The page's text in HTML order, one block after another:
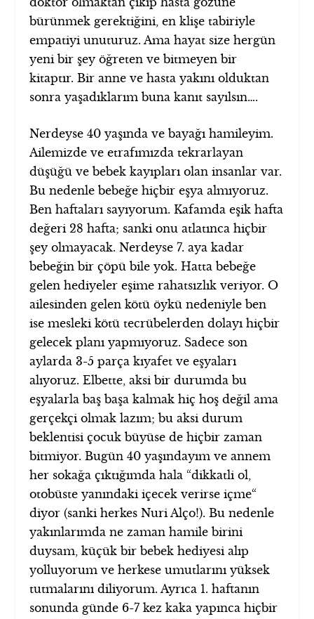
bürünmek gerektiğini, en klişe tabiriyle
empatiyi unuturuz. Ama hayat size hergün
yeni bir şey öğreten ve bitmeyen bir
kitaptır. Bir anne ve hasta yakını olduktan
sonra yaşadıklarım buna kanıt sayılsın….
Nerdeyse 40 yaşında ve bayağı hamileyim.
Ailemizde ve etrafımızda tekrarlayan
düşüğü ve bebek kayıpları olan insanlar var.
Bu nedenle bebeğe hiçbir eşya almıyoruz.
Ben haftaları sayıyorum. Kafamda eşik hafta
değeri 28 hafta; sanki onu atlatınca hiçbir
şey olmayacak. Nerdeyse 7. aya kadar
bebeğin bir çöpü bile yok. Hatta bebeğe
gelen hediyeler eşime rahatsızlık veriyor. O
ailesinden gelen kötü öykü nedeniyle ben
ise mesleki kötü tecrübelerden dolayı hiçbir
gelecek planı yapmıyoruz. Sadece son
aylarda 3-5 parça kıyafet ve eşyaları
alıyoruz. Elbette, aksi bir durumda bu
eşyalarla baş başa kalmak hiç hoş değil ama
gerçekçi olmak lazım; bu aksi durum
beklentisi çocuk büyüse de hiçbir zaman
bitmiyor. Bugün 40 yaşındayım ve annem
her sokağa çıktığımda hala “dikkatli ol,
otobüste yanındaki içecek verirse içme“
diyor (sanki herkes Nuri Alço!). Bu nedenle
yakınlarımda ne zaman hamile birini
duysam, küçük bir bebek hediyesi alıp
yolluyorum ve herkese umutlarını yüksek
tutmalarını diliyorum. Ayrıca 1. haftanın
sonunda günde 6-7 kez kaka yapınca hiçbir